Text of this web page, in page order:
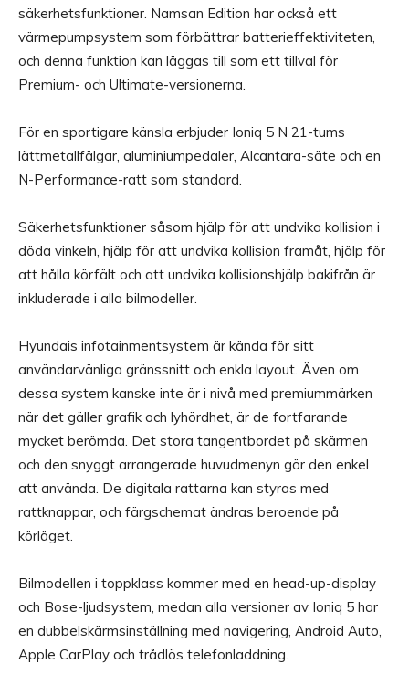
säkerhetsfunktioner. Namsan Edition har också ett
värmepumpsystem som förbättrar batterieffektiviteten,
och denna funktion kan läggas till som ett tillval för
Premium- och Ultimate-versionerna.
För en sportigare känsla erbjuder Ioniq 5 N 21-tums
lättmetallfälgar, aluminiumpedaler, Alcantara-säte och en
N-Performance-ratt som standard.
Säkerhetsfunktioner såsom hjälp för att undvika kollision i
döda vinkeln, hjälp för att undvika kollision framåt, hjälp för
att hålla körfält och att undvika kollisionshjälp bakifrån är
inkluderade i alla bilmodeller.
Hyundais infotainmentsystem är kända för sitt
användarvänliga gränssnitt och enkla layout. Även om
dessa system kanske inte är i nivå med premiummärken
när det gäller grafik och lyhördhet, är de fortfarande
mycket berömda. Det stora tangentbordet på skärmen
och den snyggt arrangerade huvudmenyn gör den enkel
att använda. De digitala rattarna kan styras med
rattknappar, och färgschemat ändras beroende på
körläget.
Bilmodellen i toppklass kommer med en head-up-display
och Bose-ljudsystem, medan alla versioner av Ioniq 5 har
en dubbelskärmsinställning med navigering, Android Auto,
Apple CarPlay och trådlös telefonladdning.